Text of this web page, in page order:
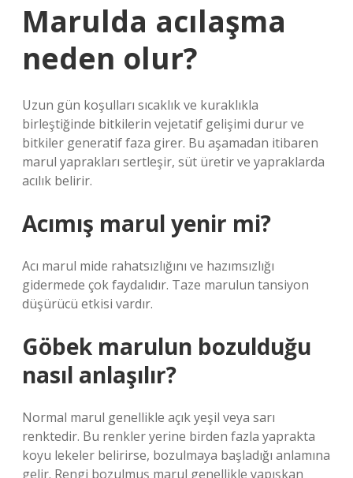
Marulda acılaşma
neden olur?
Uzun gün koşulları sıcaklık ve kuraklıkla
birleştiğinde bitkilerin vejetatif gelişimi durur ve
bitkiler generatif faza girer. Bu aşamadan itibaren
marul yaprakları sertleşir, süt üretir ve yapraklarda
acılık belirir.
Acımış marul yenir mi?
Acı marul mide rahatsızlığını ve hazımsızlığı
gidermede çok faydalıdır. Taze marulun tansiyon
düşürücü etkisi vardır.
Göbek marulun bozulduğu
nasıl anlaşılır?
Normal marul genellikle açık yeşil veya sarı
renktedir. Bu renkler yerine birden fazla yaprakta
koyu lekeler belirirse, bozulmaya başladığı anlamına
gelir. Rengi bozulmuş marul genellikle yapışkan